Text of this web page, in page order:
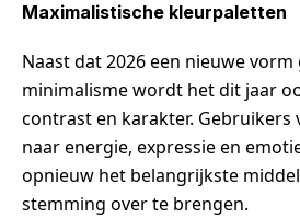
Maximalistische kleurpaletten
Naast dat 2026 een nieuwe vorm
minimalisme wordt het dit jaar
contrast en karakter. Gebruikers
naar energie, expressie en
opnieuw het belangrijkste
stemming over te brengen.